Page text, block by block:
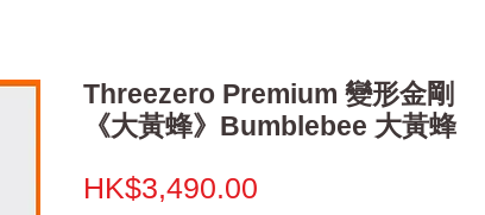
Threezero Premium 變形金剛
《大黃蜂》Bumblebee 大黃蜂
HK$3,490.00